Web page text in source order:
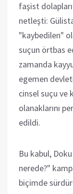
faşist
netleşti:
"kaybedilen"
suçun örtbas
zamanda
egemen
cinsel suçu ve
olanaklarını
edildi.
Bu kabul,
nerede?"
biçimde